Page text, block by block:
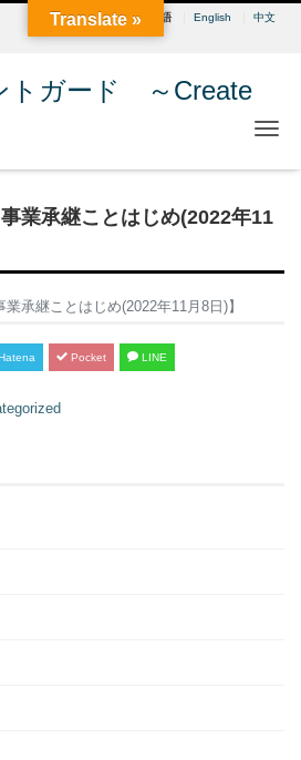
日本語 English
中文
トガード ～Create
業承継ことはじめ(2022年11
承継ことはじめ(2022年11月8日)】
Pocket LINE
Translate »